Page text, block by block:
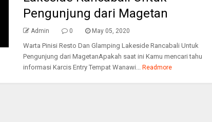
Pengunjung dari Magetan
Admin 0 May 05, 2020
Warta Pinisi Resto Dan Glamping Lakeside Rancabali Untuk
Pengunjung dari MagetanApakah saat ini Kamu mencari tahu
informasi Karcis Entry Tempat Wanawi... Readmore